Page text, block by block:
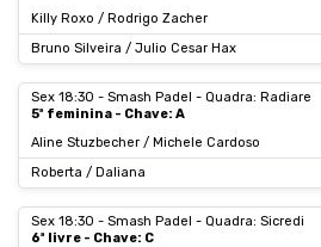
Killy Roxo / Rodrigo Zacher
Bruno Silveira / Julio Cesar Hax
Sex 18:30 - Smash Padel - Quadra: Radiare
5ª feminina - Chave: A
Aline Stuzbecher / Michele Cardoso
Roberta / Daliana
Sex 18:30 - Smash Padel - Quadra: Sicredi
6ª livre - Chave: C